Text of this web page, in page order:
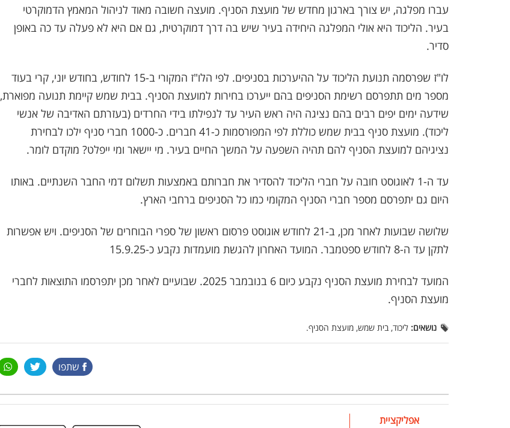
עברו מפלגה, יש צורך בארגון מחדש של מועצת הסניף. מועצה חשובה מאוד לניהול המאמץ הדמוקרטי
בעיר. הליכוד היא אולי המפלגה היחידה בעיר שיש בה דרך דמוקרטית, גם אם היא לא פעלה עד כה באופן
סדיר.
לו"ז שפרסמה תנועת הליכוד על ההיערכות בסניפים. לפי הלו"ז המקורי ב-15 לחודש, בחודש יוני, קרי בעוד
מספר מים תתפרסם רשימת הסניפים בהם ייערכו בחירות למועצת הסניף. בבית שמש קיימת תנועה מפוארת,
שידעה ימים יפים רבים בהם נציגה היה ראש העיר עד לנפילתו בידי החרדים (בעזרתם האדיבה של אנשי
ליכוד). מועצת סניף בבית שמש כוללת לפי המפורסמות כ-41 חברים. כ-1000 חברי סניף ילכו לבחירת
נציגיהם למועצת הסניף להם תהיה השפעה על המשך החיים בעיר. מי יישאר ומי ייפלט? מוקדם לומר.
עד ה-1 לאוגוסט חובה על חברי הליכוד להסדיר את חברותם באמצעות תשלום דמי החבר השנתיים. באותו
היום גם יתפרסם מספר חברי הסניף המקומי כמו כל הסניפים ברחבי הארץ.
שלושה שבועות לאחר מכן, ב-21 לחודש אוגוסט פרסום ראשון של ספרי הבוחרים של הסניפים. ויש אפשרות
לתקן עד ה-8 לחודש ספטמבר. המועד האחרון להגשת מועמדות נקבע כ-15.9.25
המועד לבחירת מועצת הסניף נקבע כיום 6 בנובמבר 2025. שבועיים לאחר מכן יתפרסמו התוצאות לחברי
מועצת הסניף.
נושאים: ליכוד, בית שמש, מועצת הסניף.
שתפו
אפליקציית